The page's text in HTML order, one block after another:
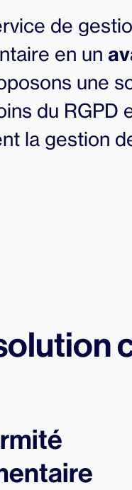
de
en un
une
du RGPD
la gestion